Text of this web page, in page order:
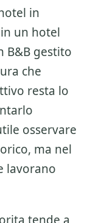
in
un hotel
B&B gestito
che
resta lo
osservare
ma nel
lavorano